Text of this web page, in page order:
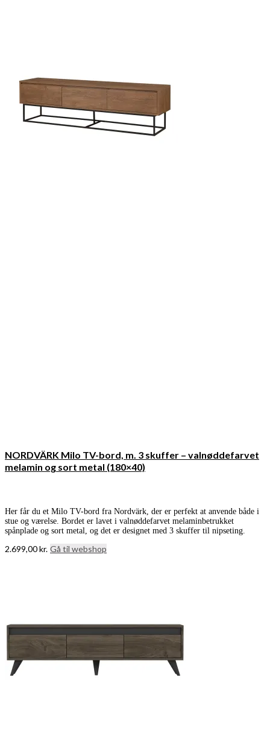
NORDVÄRK Milo TV-bord, m. 3 skuffer – valnøddefarvet
melamin og sort metal (180×40)
Her får du et Milo TV-bord fra Nordvärk, der er perfekt at anvende både i
stue og værelse. Bordet er lavet i valnøddefarvet melaminbetrukket
spånplade og sort metal, og det er designet med 3 skuffer til nipseting.
2.699,00kr. Gå til webshop